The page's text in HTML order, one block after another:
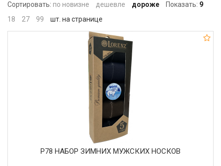
Сортировать: по новизне дешевле дороже Показать: 9
18
27 99 шт. на странице
Р78 НАБОР ЗИМНИХ МУЖСКИХ НОСКОВ